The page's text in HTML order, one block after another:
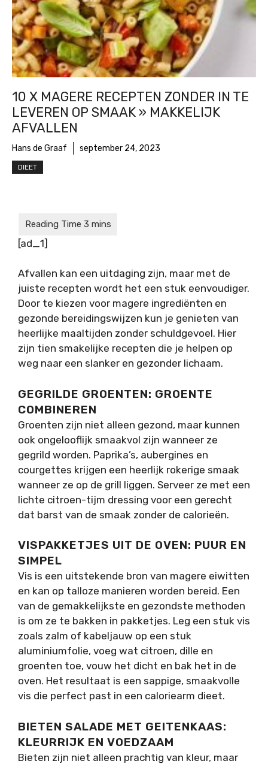
10 X MAGERE RECEPTEN ZONDER IN TE
LEVEREN OP SMAAK » MAKKELIJK
AFVALLEN
Hans de Graaf september 24, 2023
DIEET
[ad_1]
Afvallen kan een uitdaging zijn, maar met de
juiste recepten wordt het een stuk eenvoudiger.
Door te kiezen voor magere ingrediënten en
gezonde bereidingswijzen kun je genieten van
heerlijke maaltijden zonder schuldgevoel. Hier
zijn tien smakelijke recepten die je helpen op
weg naar een slanker en gezonder lichaam.
GEGRILDE GROENTEN: GROENTE
COMBINEREN
Groenten zijn niet alleen gezond, maar kunnen
ook ongelooflijk smaakvol zijn wanneer ze
gegrild worden. Paprika’s, aubergines en
courgettes krijgen een heerlijk rokerige smaak
wanneer ze op de grill liggen. Serveer ze met een
lichte citroen-tijm dressing voor een gerecht
dat barst van de smaak zonder de calorieën.
VISPAKKETJES UIT DE OVEN: PUUR EN
SIMPEL
Vis is een uitstekende bron van magere eiwitten
en kan op talloze manieren worden bereid. Een
van de gemakkelijkste en gezondste methoden
is om ze te bakken in pakketjes. Leg een stuk vis
zoals zalm of kabeljauw op een stuk
aluminiumfolie, voeg wat citroen, dille en
groenten toe, vouw het dicht en bak het in de
oven. Het resultaat is een sappige, smaakvolle
vis die perfect past in een caloriearm dieet.
BIETEN SALADE MET GEITENKAAS:
KLEURRIJK EN VOEDZAAM
Bieten zijn niet alleen prachtig van kleur, maar